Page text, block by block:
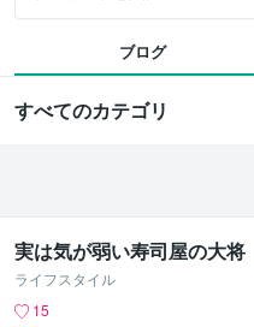
ブログ
すべてのカテゴリ
実は気が弱い寿司屋の大将
ライフスタイル
15